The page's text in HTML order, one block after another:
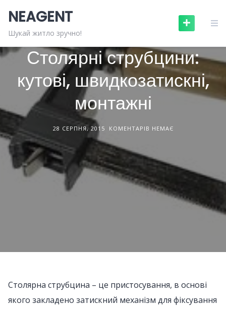
content
NEAGENT
Шукай житло зручно!БУДІВЕЛЬНЕ ОБЛАДНАННЯ
Столярні струбцини:
кутові, швидкозатискні,
монтажні
28 СЕРПНЯ, 2015 КОМЕНТАРІВ НЕМАЄ
Столярна струбцина – це пристосування, в основі
якого закладено затискний механізм для фіксування